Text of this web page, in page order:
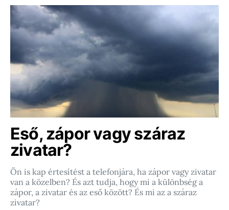
Eső, zápor vagy száraz
zivatar?
Ön is kap értesítést a telefonjára, ha zápor vagy zivatar
van a közelben? És azt tudja, hogy mi a különbség a
zápor, a zivatar és az eső között? És mi az a száraz
zivatar?